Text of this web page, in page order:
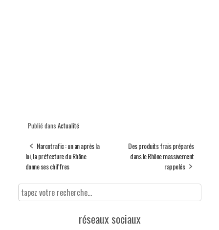
Publié dans Actualité
Narcotrafic : un an après la
loi, la préfecture du Rhône
donne ses chiffres
Des produits frais préparés
dans le Rhône massivement
rappelés
réseaux sociaux